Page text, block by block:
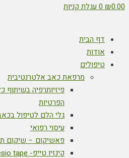
₪0.00
0 עגלת קניות
דף הבית
אודות
טיפולים
מרפאת כאב אלטרנטיבית
פיזיותרפיה בשיתוף
הפרטיות
גלי הלם לטיפול
עיסוי רפואי
פאשיקום – שיקום
קינזיו טייפ- kinesio tape